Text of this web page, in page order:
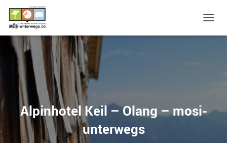
A
N
Alpinhotel Keil – Olang – mosi-
unterwegs